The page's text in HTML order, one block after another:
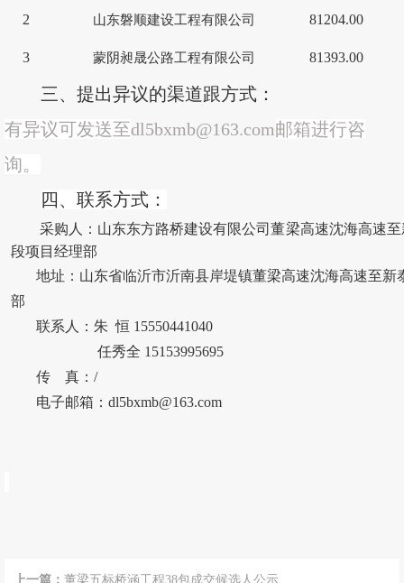
2 山东磐顺建设工程有限公司 81204.00
3 蒙阴昶晟公路工程有限公司 81393.00
三、 提出异议的渠道跟方式：
有异议可发送至dl5bxmb@163.com邮箱进行咨
询。
四、 联系方式：
采购人： 山东东方路桥建设有限公司董梁高速沈海高速
段项目经理部
地址： 山东省临沂市沂南县岸堤镇董梁高速沈海高速至新
部
联系人： 朱 恒 15550441040
任秀全 15153995695
传
真： /
电子邮箱： dl5bxmb@163.com
上一篇： 董梁五标桥涵工程38包成交候选人公示